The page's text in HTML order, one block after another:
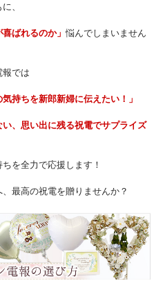
、
喜ばれるのか」悩んでしまいません
報では
気持ちを新郎新婦に伝えたい！」
い、思い出に残る祝電でサプライズ
を全力で応援します！
最高の祝電を贈りませんか？